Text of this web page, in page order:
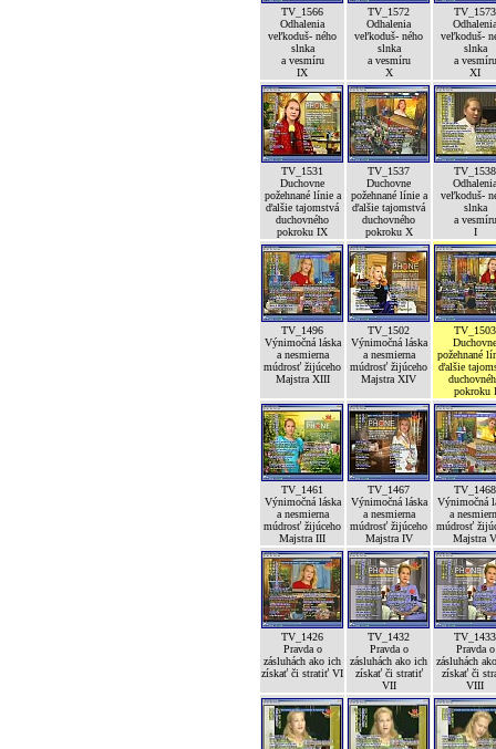
TV_1566
Odhalenia
veľkoduš- ného
slnka
a vesmíru
IX
TV_1572
Odhalenia
veľkoduš- ného
slnka
a vesmíru
X
TV_1573
Odhalenia
veľkoduš-
slnka
a vesmíru
XI
TV_1531
Duchovne
požehnané línie a
ďalšie tajomstvá
duchovného
pokroku IX
TV_1537
Duchovne
požehnané línie a
ďalšie tajomstvá
duchovného
pokroku X
TV_1538
Odhalenia
veľkoduš-
slnka
a vesmíru
I
TV_1496
Výnimočná láska
a nesmierna
múdrosť žijúceho
Majstra XIII
TV_1502
Výnimočná láska
a nesmierna
múdrosť žijúceho
Majstra XIV
TV_1503
Duchovne
požehnané
ďalšie
pokroku I
TV_1461
Výnimočná láska
a nesmierna
múdrosť žijúceho
Majstra III
TV_1467
Výnimočná láska
a nesmierna
múdrosť žijúceho
Majstra IV
TV_1468
Výnimočná
a
múdrosť
Majstra V
TV_1426
Pravda o
zásluhách ako ich
získať či stratiť VI
TV_1432
Pravda o
zásluhách ako ich
získať či stratiť
VII
TV_1433
Pravda o
zásluhách
získať či
VIII